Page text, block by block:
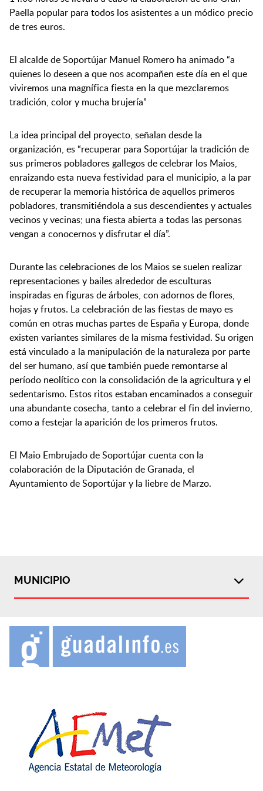
Paella popular para todos los asistentes a un módico precio
de tres euros.
El alcalde de Soportújar Manuel Romero ha animado “a
quienes lo deseen a que nos acompañen este día en el que
viviremos una magnífica fiesta en la que mezclaremos
tradición, color y mucha brujería”
La idea principal del proyecto, señalan desde la
organización, es “recuperar para Soportújar la tradición de
sus primeros pobladores gallegos de celebrar los Maios,
enraizando esta nueva festividad para el municipio, a la par
de recuperar la memoria histórica de aquellos primeros
pobladores, transmitiéndola a sus descendientes y actuales
vecinos y vecinas; una fiesta abierta a todas las personas
vengan a conocernos y disfrutar el día”.
Durante las celebraciones de los Maios se suelen realizar
representaciones y bailes alrededor de esculturas
inspiradas en figuras de árboles, con adornos de flores,
hojas y frutos. La celebración de las fiestas de mayo es
común en otras muchas partes de España y Europa, donde
existen variantes similares de la misma festividad. Su origen
está vinculado a la manipulación de la naturaleza por parte
del ser humano, así que también puede remontarse al
período neolítico con la consolidación de la agricultura y el
sedentarismo. Estos ritos estaban encaminados a conseguir
una abundante cosecha, tanto a celebrar el fin del invierno,
como a festejar la aparición de los primeros frutos.
El Maio Embrujado de Soportújar cuenta con la
colaboración de la Diputación de Granada, el
Ayuntamiento de Soportújar y la liebre de Marzo.
MUNICIPIO